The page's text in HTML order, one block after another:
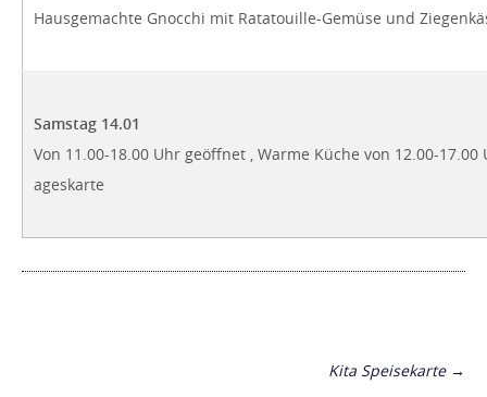
Hausgemachte Gnocchi mit Ratatouille-Gemüse und
Samstag 14.01
Von 11.00-18.00 Uhr geöffnet , Warme Küche von 12.00-
ageskarte
Kita Speisekarte →